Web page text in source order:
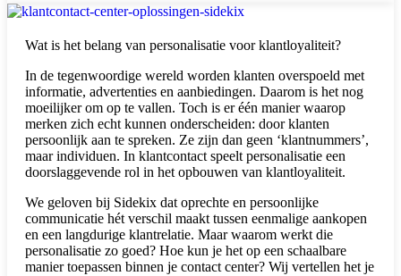
Wat is het belang van personalisatie voor klantloyaliteit?
In de tegenwoordige wereld worden klanten overspoeld met
informatie, advertenties en aanbiedingen. Daarom is het nog
moeilijker om op te vallen. Toch is er één manier waarop
merken zich echt kunnen onderscheiden: door klanten
persoonlijk aan te spreken. Ze zijn dan geen ‘klantnummers’,
maar individuen. In klantcontact speelt personalisatie een
doorslaggevende rol in het opbouwen van klantloyaliteit.
We geloven bij Sidekix dat oprechte en persoonlijke
communicatie hét verschil maakt tussen eenmalige aankopen
en een langdurige klantrelatie. Maar waarom werkt die
personalisatie zo goed? Hoe kun je het op een schaalbare
manier toepassen binnen je contact center? Wij vertellen het je